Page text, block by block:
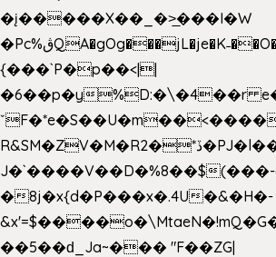
�į�����X��_�>̲���I�W
�Pc%ڨQA�gOg���jL�je�K˗��O��w��m��)��_��Rߊu>
{���`P�p��<||
�6��p�y%D:�\�4��r
R&SM�ZV�M�R2�*ڏ�PJ�l��\�Qufe����<�l���
J�`����V��D�%8��$(���-
�8j�x{d�P���x�.4U�&�H�-
��5��ԁ_Ja~��� "F��ZG|